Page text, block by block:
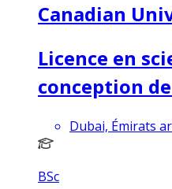
Canadian
Licence en
conception
Dubai, Émirats
BSc